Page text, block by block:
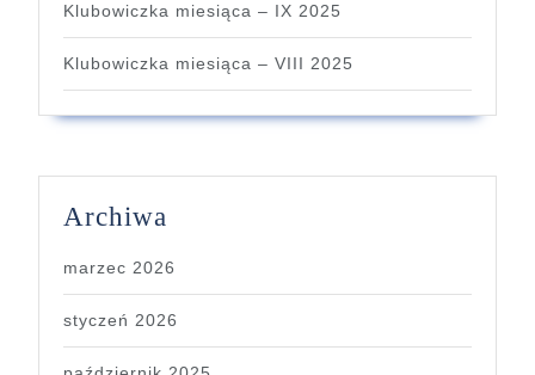
Klubowiczka miesiąca – IX 2025
Klubowiczka miesiąca – VIII 2025
Archiwa
marzec 2026
styczeń 2026